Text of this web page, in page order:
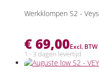
Werkklompen S2 - Veys
€ 69,00Excl. BTW
1 - 3 dagen levertijd